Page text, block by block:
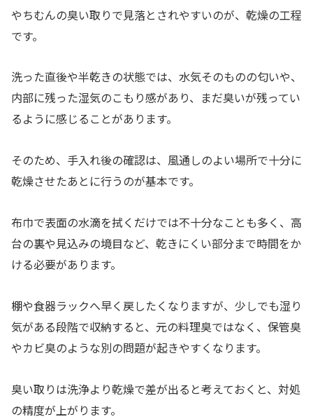
やちむんの臭い取りで見落とされやすいのが、乾燥の工程
です。
洗った直後や半乾きの状態では、水気そのものの匂いや、
内部に残った湿気のこもり感があり、まだ臭いが残ってい
るように感じることがあります。
そのため、手入れ後の確認は、風通しのよい場所で十分に
乾燥させたあとに行うのが基本です。
布巾で表面の水滴を拭くだけでは不十分なことも多く、高
台の裏や見込みの境目など、乾きにくい部分まで時間をか
ける必要があります。
棚や食器ラックへ早く戻したくなりますが、少しでも湿り
気がある段階で収納すると、元の料理臭ではなく、保管臭
やカビ臭のような別の問題が起きやすくなります。
臭い取りは洗浄より乾燥で差が出ると考えておくと、対処
の精度が上がります。